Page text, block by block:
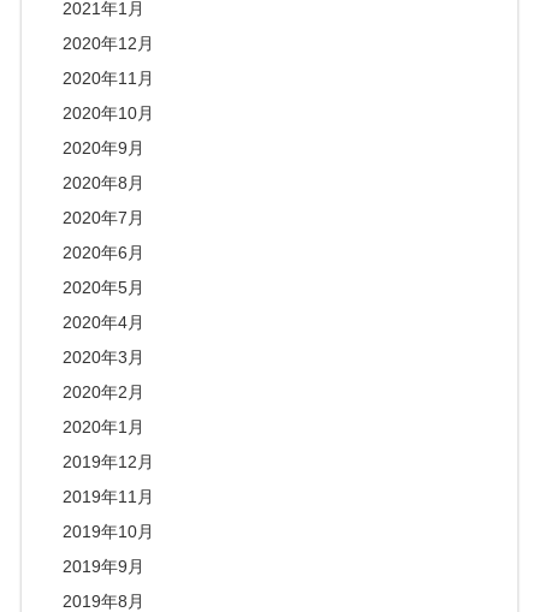
2021年1月
2020年12月
2020年11月
2020年10月
2020年9月
2020年8月
2020年7月
2020年6月
2020年5月
2020年4月
2020年3月
2020年2月
2020年1月
2019年12月
2019年11月
2019年10月
2019年9月
2019年8月